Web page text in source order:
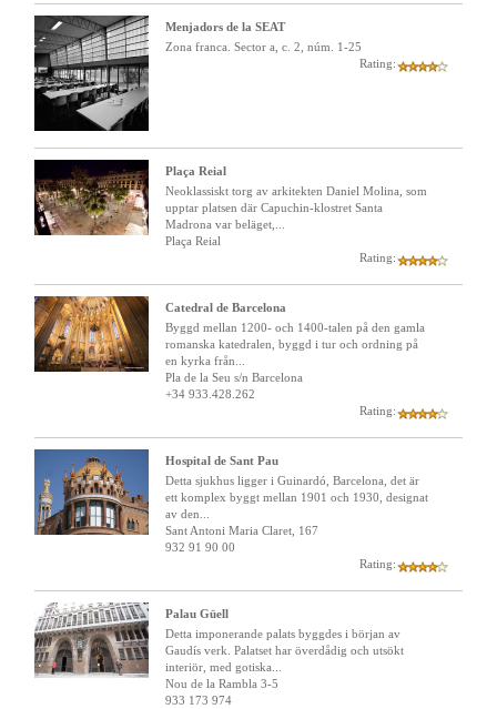
Menjadors de la SEAT
Zona franca. Sector a, c. 2, núm. 1-25
Rating:
Plaça Reial
Neoklassiskt torg av arkitekten Daniel Molina, som
upptar platsen där Capuchin-klostret Santa
Madrona var beläget,...
Plaça Reial
Rating:
Catedral de Barcelona
Byggd mellan 1200- och 1400-talen på den gamla
romanska katedralen, byggd i tur och ordning på
en kyrka från...
Pla de la Seu s/n Barcelona
+34 933.428.262
Rating:
Hospital de Sant Pau
Detta sjukhus ligger i Guinardó, Barcelona, ​​det är
ett komplex byggt mellan 1901 och 1930, designat
av den...
Sant Antoni Maria Claret, 167
932 91 90 00
Rating:
Palau Güell
Detta imponerande palats byggdes i början av
Gaudís verk. Palatset har överdådig och utsökt
interiör, med gotiska...
Nou de la Rambla 3-5
933 173 974